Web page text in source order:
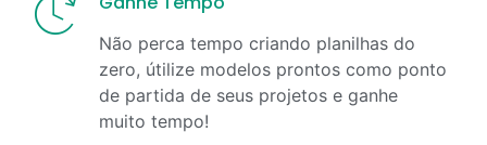
Não perca tempo criando planilhas do
zero, útilize modelos prontos como ponto
de partida de seus projetos e ganhe
muito tempo!